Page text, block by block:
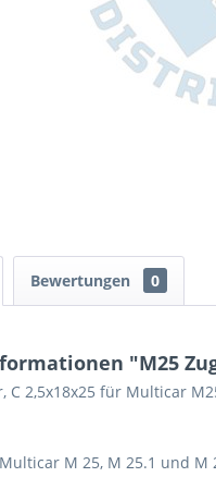
Bewertungen 0
"M25
C 2,5x18x25 für Multicar
M 25, M 25.1 und